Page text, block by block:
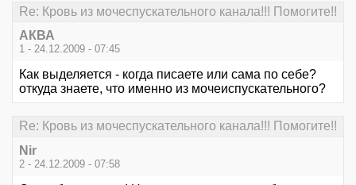
Re: Кровь из мочеспускательного канала!!! Помогите!!
АКВА
1 - 24.12.2009 - 07:45
Как выделяется - когда писаете или сама по себе?
откуда знаете, что именно из мочеиспускательного?
Re: Кровь из мочеспускательного канала!!! Помогите!!
Nir
2 - 24.12.2009 - 07:58